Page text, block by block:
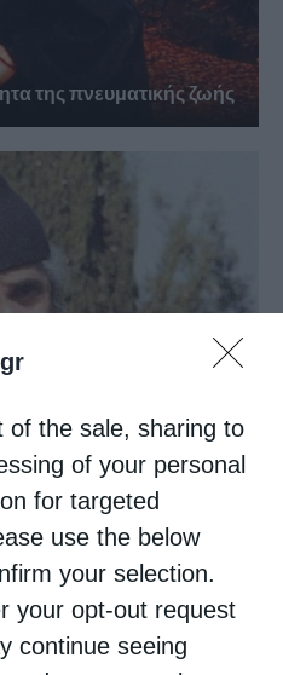
of the sale, sharing to
of your personal
for targeted
use the below
your selection.
your opt-out request
continue seeing
της πνευματικής ζωής